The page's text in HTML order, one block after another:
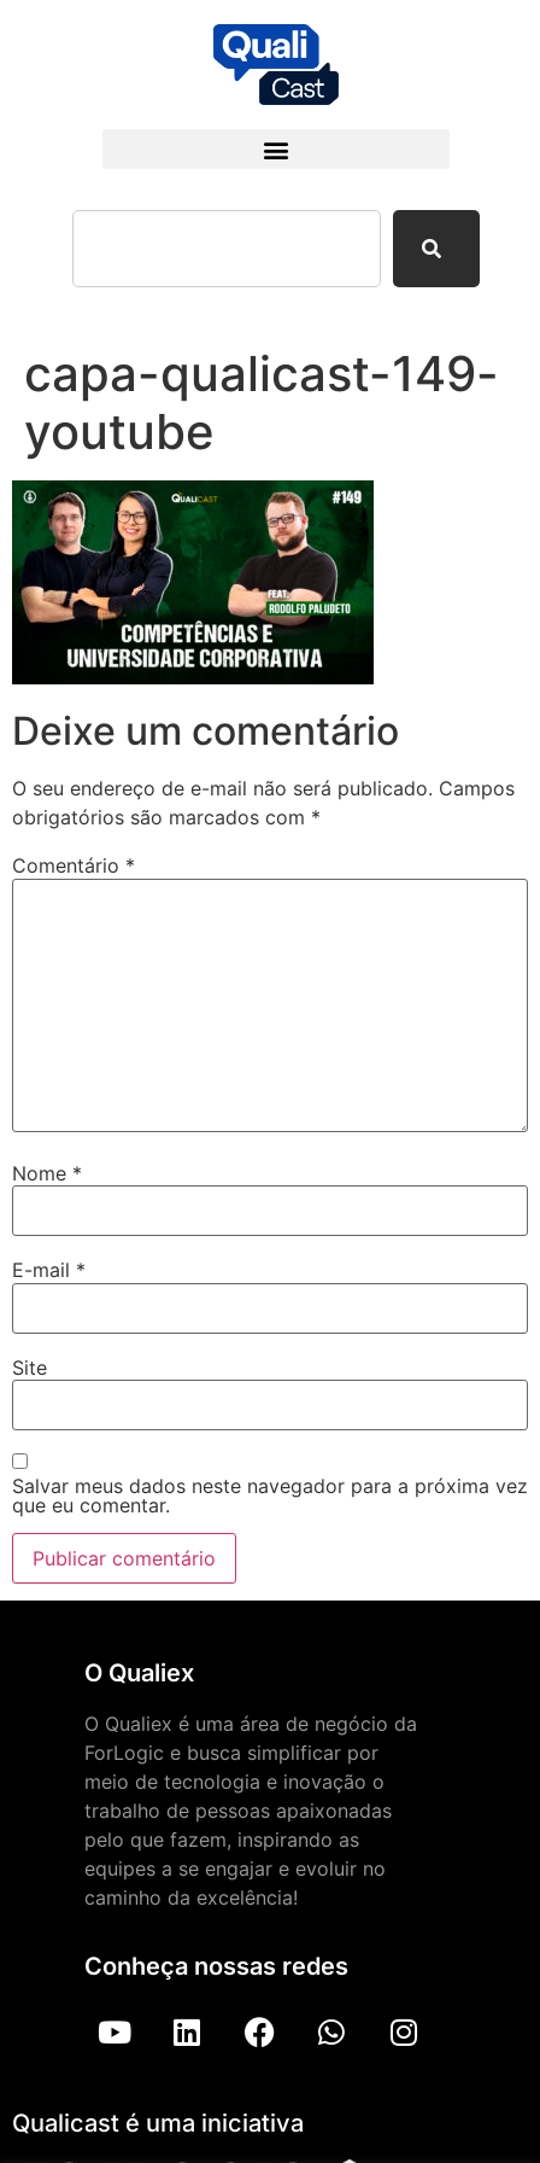
capa-qualicast-149-
youtube
Deixe um comentário
O seu endereço de e-mail não será publicado. Campos
obrigatórios são marcados com *
Comentário *
Nome *
E-mail *
Site
Salvar meus dados neste navegador para a próxima vez
que eu comentar.
O Qualiex
O Qualiex é uma área de negócio da
ForLogic e busca simplificar por
meio de tecnologia e inovação o
trabalho de pessoas apaixonadas
pelo que fazem, inspirando as
equipes a se engajar e evoluir no
caminho da excelência!
Conheça nossas redes
Qualicast é uma iniciativa